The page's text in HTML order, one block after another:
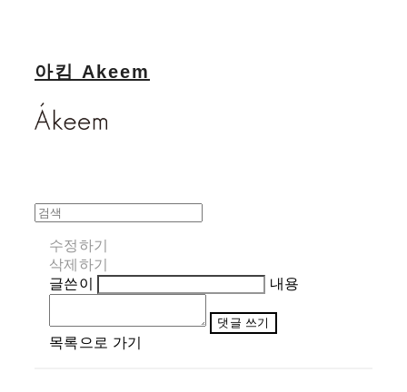
아킴 Akeem
수정하기
삭제하기
글쓴이
내용
댓글 쓰기
목록으로 가기